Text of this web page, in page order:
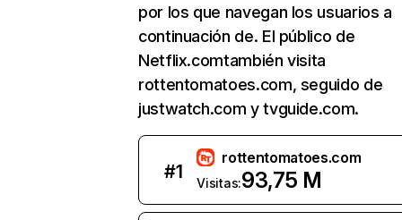
por los que navegan los usuarios a
continuación de. El público de
Netflix.comtambién visita
rottentomatoes.com, seguido de
justwatch.com y tvguide.com.
#1
rottentomatoes.com
Visitas:93,75 M